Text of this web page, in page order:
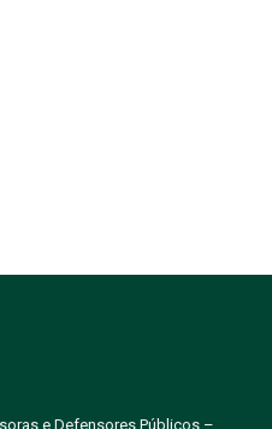
e Defensores Públicos –